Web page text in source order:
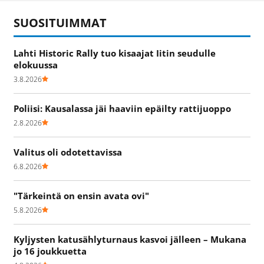
SUOSITUIMMAT
Lahti Historic Rally tuo kisaajat Iitin seudulle
elokuussa
3.8.2026
Poliisi: Kausalassa jäi haaviin epäilty rattijuoppo
2.8.2026
Valitus oli odotettavissa
6.8.2026
"Tärkeintä on ensin avata ovi"
5.8.2026
Kyljysten katusählyturnaus kasvoi jälleen – Mukana
jo 16 joukkuetta